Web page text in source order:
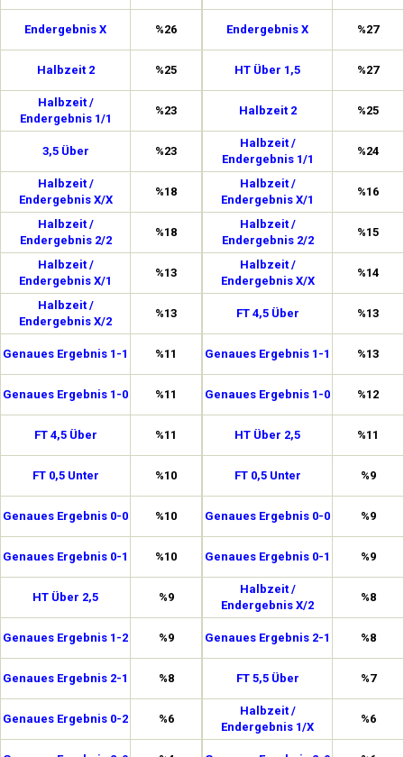
Endergebnis X %26
Halbzeit 2 %25
Halbzeit /
Endergebnis 1/1
%23
3,5 Über %23
Halbzeit /
Endergebnis X/X
%18
Halbzeit /
Endergebnis 2/2
%18
Halbzeit /
Endergebnis X/1
%13
Halbzeit /
Endergebnis X/2
%13
Genaues Ergebnis 1-1 %11
Genaues Ergebnis 1-0 %11
FT 4,5 Über %11
FT 0,5 Unter %10
Genaues Ergebnis 0-0 %10
Genaues Ergebnis 0-1 %10
HT Über 2,5 %9
Genaues Ergebnis 1-2 %9
Genaues Ergebnis 2-1 %8
Genaues Ergebnis 0-2 %6
Endergebnis X %27
HT Über 1,5 %27
Halbzeit 2 %25
Halbzeit /
Endergebnis 1/1
%24
Halbzeit /
Endergebnis X/1
%16
Halbzeit /
Endergebnis 2/2
%15
Halbzeit /
Endergebnis X/X
%14
FT 4,5 Über %13
Genaues Ergebnis 1-1 %13
Genaues Ergebnis 1-0 %12
HT Über 2,5 %11
FT 0,5 Unter %9
Genaues Ergebnis 0-0 %9
Genaues Ergebnis 0-1 %9
Halbzeit /
Endergebnis X/2
%8
Genaues Ergebnis 2-1 %8
FT 5,5 Über %7
Halbzeit /
Endergebnis 1/X
%6